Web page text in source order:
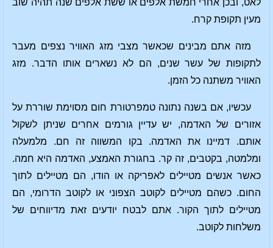
לאט, ובכן אחרי חמשת אלפים או ששת אלפים שנה תהיה שוב
מעין תקופת קרח.
מזה אתם מבינים שכאשר מצבי מזג האוויר נצפים מעבר
לתקופות של עשר שנים, הם לא נשארים אותו הדבר. מזג
האוויר משתנה כל הזמן.
עכשיו, אם בשנה נתונה טמפרטורת חום מסוימת שוררת על
אזורים של האדמה, יש עדיין גורמים אחרים שניתן לשקול
אותם. דמיינו את האדמה. בקו המשווה זה חם. מלמעלה
ומלמטה, בקטבים, זה קר. בחגורת האמצע, האדמה היא חמה.
כאשר אנשים מטיילים לאפריקה או הודו, הם מטיילים לתוך
החום. כשהם מטיילים לקוטב הצפוני או לקוטב הדרומי, הם
מטיילים לתוך הקור. אתם לבטח יודעים זאת מדיווחים של
משלחות לקוטב.